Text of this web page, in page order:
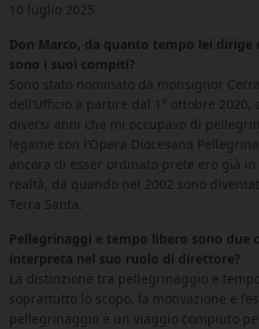
10 luglio 2025.
Don Marco, da quanto tempo lei
sono i suoi compiti?
Sono stato nominato da monsignor
dell’Ufficio a partire dal 1° ottobre 2020,
diversi anni che mi occupavo di
legame con l’Opera Diocesana
ancora di esser ordinato prete ero già
realtà, da quando nel 2002 sono
Terra Santa.
Pellegrinaggi e tempo libero sono due
interpreta nel suo ruolo di direttore?
La distinzione tra pellegrinaggio e
soprattutto lo scopo, la motivazione e
pellegrinaggio è un viaggio compiuto